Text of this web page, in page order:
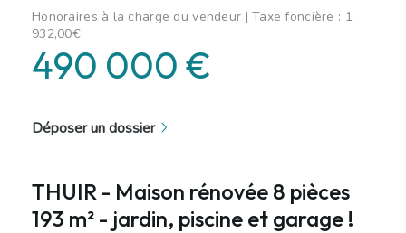
Honoraires à la charge du vendeur | Taxe foncière : 1
932,00€
490 000 €
Déposer un dossier
THUIR - Maison rénovée 8 pièces
193 m² - jardin, piscine et garage !